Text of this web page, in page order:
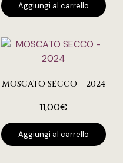
Aggiungi al carrello
MOSCATO SECCO – 2024
11,00€
Aggiungi al carrello